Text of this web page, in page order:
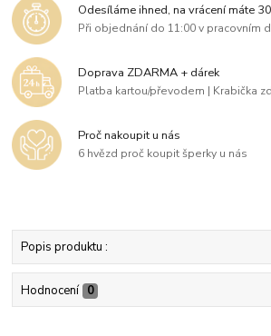
Odesíláme ihned, na vrácení máte
Při objednání do 11:00 v pracovním
Doprava ZDARMA + dárek
Platba kartou/převodem | Krabička
Proč nakoupit u nás
6 hvězd proč koupit šperky u nás
Popis produktu :
Hodnocení 0